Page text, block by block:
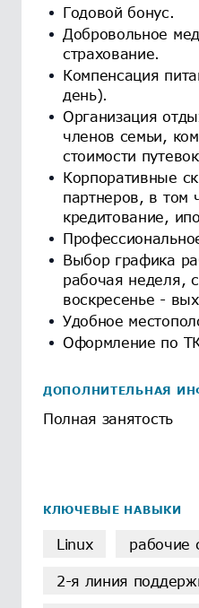
Годовой бонус.
Добровольное
страхование.
Компенсация
день).
Организация
членов семьи,
стоимости
Корпоративные
партнеров, в том
кредитование,
Выбор графика
рабочая неделя,
воскресенье -
Удобное
Оформление по
ДОПОЛНИТЕЛЬНАЯ
Полная занятость
КЛЮЧЕВЫЕ НАВЫКИ
Linux рабочие
2-я линия